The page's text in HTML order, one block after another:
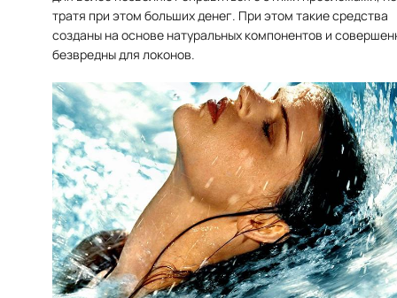
тратя при этом больших денег. При этом такие средства
созданы на основе натуральных компонентов и
безвредны для локонов.